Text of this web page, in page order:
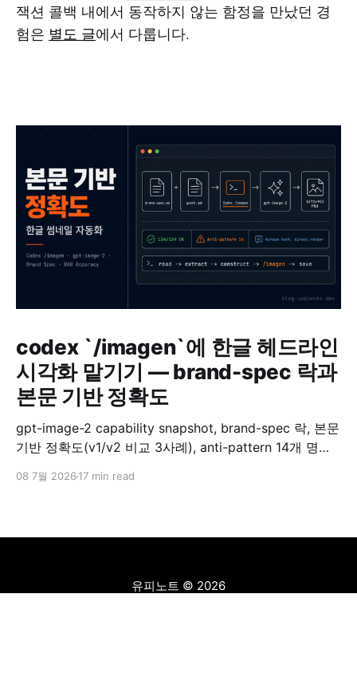
잭션 콜백 내에서 동작하지 않는 함정을 만났던 경
험은 별도 글에서 다룹니다.
codex `/imagen`에 한글 헤드라인
시각화 맡기기 — brand-spec 락과
본문 기반 정확도
gpt-image-2 capability snapshot, brand-spec 락, 본문
기반 정확도(v1/v2 비교 3사례), anti-pattern 14개 명시
서도 통일된 비주얼 시스템을 유지한 디자인 자동화 패턴
08 7월 2026 17 min read
유피노트 © 2026